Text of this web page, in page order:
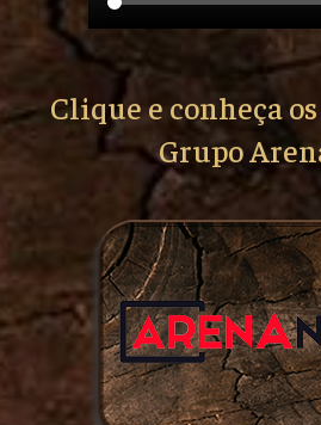
Clique e conheça
Grupo